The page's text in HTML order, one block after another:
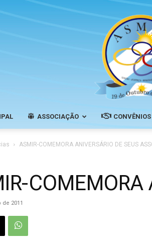
ASSOCIAÇÃO CONVÊNIOS
ASMIR-COMEMORA ANIVERSÁRIO DE SEUS
COMEMORA
de 2011